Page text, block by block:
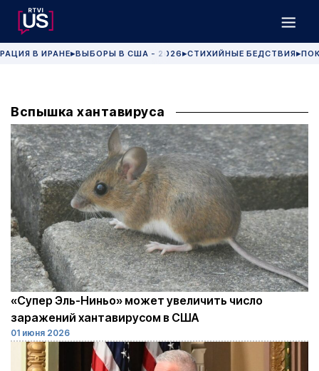
В ИРАНЕ▶ВЫБОРЫ В США - 2026 ▶СТИХИЙНЫЕ БЕДСТВИЯ▶
Вспышка хантавируса
01 июня 2026
«Супер Эль-Ниньо» может увеличить число
заражений хантавирусом в США